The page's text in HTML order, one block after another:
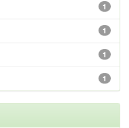
1
1
1
1